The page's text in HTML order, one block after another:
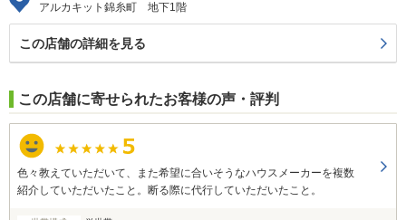
アルカキット錦糸町 地下1階
この店舗の詳細を見る
この店舗に寄せられたお客様の声・評判
色々教えていただいて、また希望に合いそうなハウスメーカーを複数
紹介していただいたこと。断る際に代行していただいたこと。